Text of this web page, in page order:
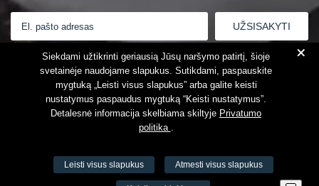
Susipažinau suPrivatumo politika
VŠĮ Fitneso mokymo centras AEROMIX
+
Siekdami užtikrinti geriausią Jūsų naršymo patirtį, šioje
svetainėje naudojame slapukus. Sutikdami, paspauskite
mygtuką „Leisti visus slapukus” arba galite keisti
nustatymus paspaudus mygtuką “Keisti nustatymus”.
Detalesnė informacija skelbiama skiltyje Privatumo
politika .
Leisti visus slapukus Atmesti visus slapukus